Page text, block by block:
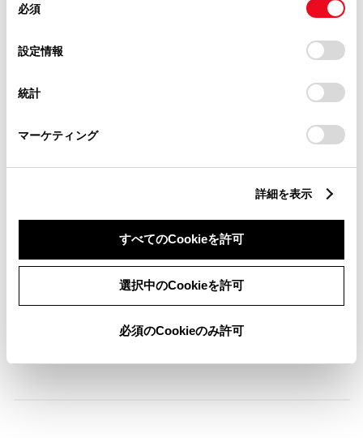
デバイスにすべてのCookie(クッキー)が保存されることに同
意したことになります。Cookie(クッキー)のオプトアウト、
設定の変更、同意を撤回したりするにあたっては、当社の
「Cookie（クッキー）情報の取り扱いについて
」をご覧くだ
必須
設定情報
統計
マーケティング
詳細を表示
すべてのCookieを許可
選択中のCookieを許可
必須のCookieのみ許可
パワーウィンドウ
横滑防止装置
リモコンスターター